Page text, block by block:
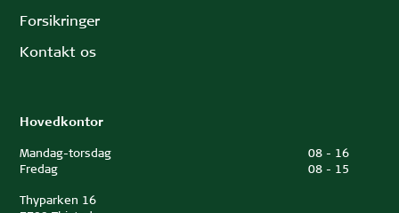
Forsikringer
Kontakt os
Hovedkontor
Mandag-torsdag 08- 16
Fredag
08- 15
Thyparken 16